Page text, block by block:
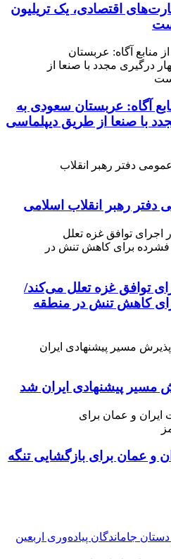
اقتصادی، یک تریلیون
آگاه: عربستان سعودی به
با صنعا از طریق دیپلماسی
دفتر رهبر انقلاب اسلامی
توافق غزه تعلل می‌کند/
کاهش تنش در منطقه
مسیر پیشنهادی ایران شد
و عمان برای بازگشایی تنگه
جاماندگان پیاده‌وری اربعین